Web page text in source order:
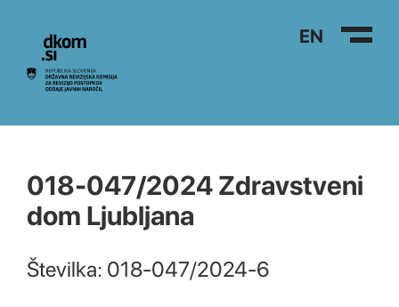
Na vsebino EN
018-047/2024 Zdravstveni
dom Ljubljana
Številka: 018-047/2024-6